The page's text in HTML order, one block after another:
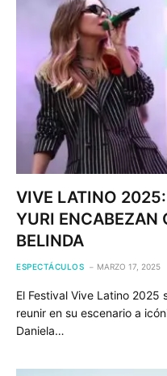
VIVE LATINO
YURI ENCABEZAN
BELINDA
ESPECTÁCULOS MARZO 17, 2025
El Festival Vive Latino 2025
reunir en su escenario a
Daniela…